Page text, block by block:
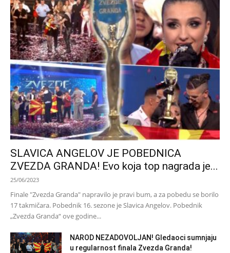
SLAVICA ANGELOV JE POBEDNICA
ZVEZDA GRANDA! Evo koja top nagrada je...
25/06/2023
Finale "Zvezda Granda" napravilo je pravi bum, a za pobedu se borilo
17 takmičara. Pobednik 16. sezone je Slavica Angelov. Pobednik
„Zvezda Granda“ ove godine...
NAROD NEZADOVOLJAN! Gledaoci sumnjaju
u regularnost finala Zvezda Granda!